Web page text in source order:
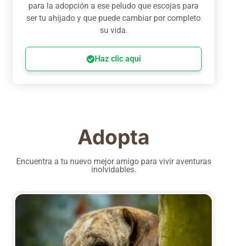
para la adopción a ese peludo que escojas para
ser tu ahijado y que puede cambiar por completo
su vida.
Haz clic aquí
Adopta
Encuentra a tu nuevo mejor amigo para vivir aventuras
inolvidables.